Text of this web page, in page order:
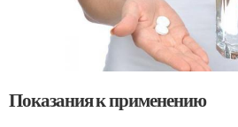
Показания к применению